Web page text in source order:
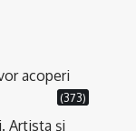
acoperi
(373)
Artista și